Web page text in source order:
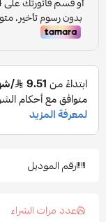
رقم الموديل
عدد مرات الشراء